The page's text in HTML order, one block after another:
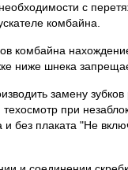
с
комбайна.
комбайна
ниже шнека
замену
при
и без плаката "Не